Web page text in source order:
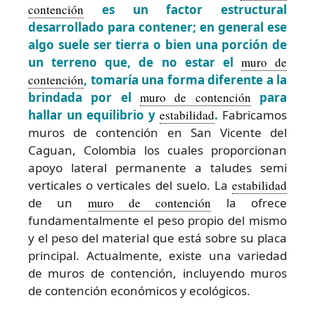
contención es un factor estructural
desarrollado para contener; en general ese
algo suele ser tierra o bien una porción de
un terreno que, de no estar el muro de
contención, tomaría una forma diferente a la
brindada por el muro de contención para
hallar un equilibrio y estabilidad. Fabricamos
muros de contención en San Vicente del
Caguan, Colombia los cuales proporcionan
apoyo lateral permanente a taludes semi
verticales o verticales del suelo. La estabilidad
de un muro de contención la ofrece
fundamentalmente el peso propio del mismo
y el peso del material que está sobre su placa
principal. Actualmente, existe una variedad
de muros de contención, incluyendo muros
de contención económicos y ecológicos.